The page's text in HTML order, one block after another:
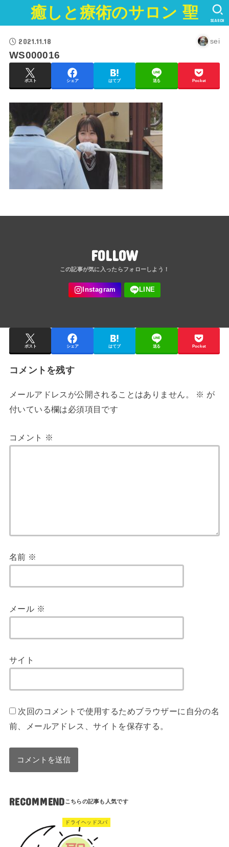
癒しと療術のサロン 聖 SEARCH
2021.11.18 sei
WS000016
ポスト シェア はてブ 送る Pocket
FOLLOW
ポスト シェア はてブ 送る Pocket
コメントを残す
メールアドレスが公開されることはありません。 ※ が
付いている欄は必須項目です
コメント ※
名前 ※
メール ※
サイト
次回のコメントで使用するためブラウザーに自分の名
前、メールアドレス、サイトを保存する。
RECOMMEND
ドライヘッドスパ